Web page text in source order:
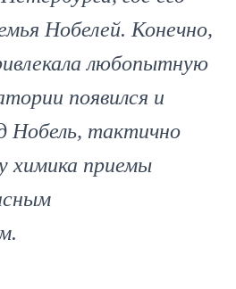
Нобелей. Конечно,
любопытную
появился и
Нобель, тактично
химика приемы